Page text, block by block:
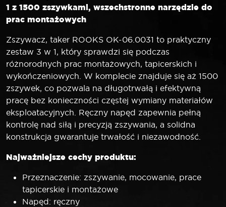
1 z 1500 zszywkami, wszechstronne narzędzie do
prac montażowych
Zszywacz, taker ROOKS OK-06.0031 to praktyczny
zestaw 3 w 1, który sprawdzi się podczas
różnorodnych prac montażowych, tapicerskich i
wykończeniowych. W komplecie znajduje się aż 1500
zszywek, co pozwala na długotrwałą i efektywną
pracę bez konieczności częstej wymiany materiałów
eksploatacyjnych. Ręczny napęd zapewnia pełną
kontrolę nad siłą i precyzją zszywania, a solidna
konstrukcja gwarantuje trwałość i niezawodność.
Najważniejsze cechy produktu:
Przeznaczenie: zszywanie, mocowanie, prace
tapicerskie i montażowe
Napęd: ręczny